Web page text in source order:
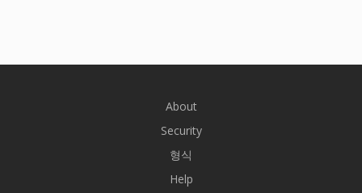
About
Security
형식
Help